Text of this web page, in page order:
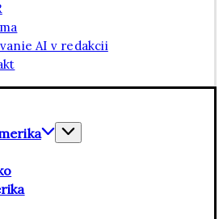
AI v redakcii